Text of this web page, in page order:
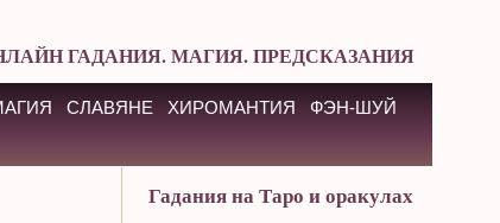
ГАДАНИЯ. МАГИЯ. ПРЕДСКАЗАНИЯ
СЛАВЯНЕ ХИРОМАНТИЯ
ФЭН-ШУЙ
Гадания на Таро и оракулах